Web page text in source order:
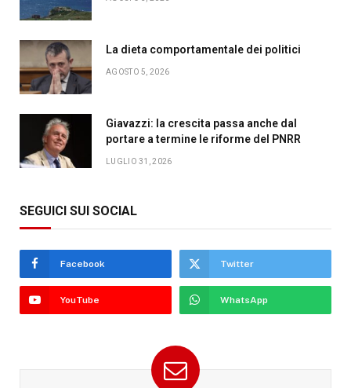
La dieta comportamentale dei politici
AGOSTO 5, 2026
Giavazzi: la crescita passa anche dal
portare a termine le riforme del PNRR
LUGLIO 31, 2026
SEGUICI SUI SOCIAL
Facebook Twitter
YouTube WhatsApp